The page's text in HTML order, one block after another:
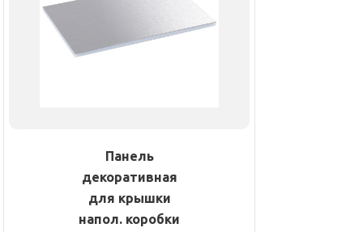
Панель
декоративная
для крышки
напол. коробки